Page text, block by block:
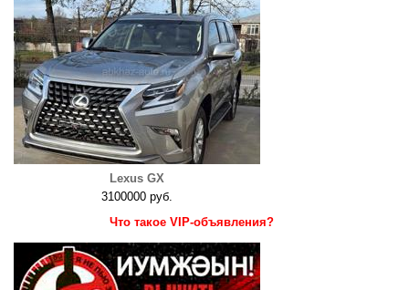
Lexus GX
3100000 руб.
Что такое VIP-объявления?